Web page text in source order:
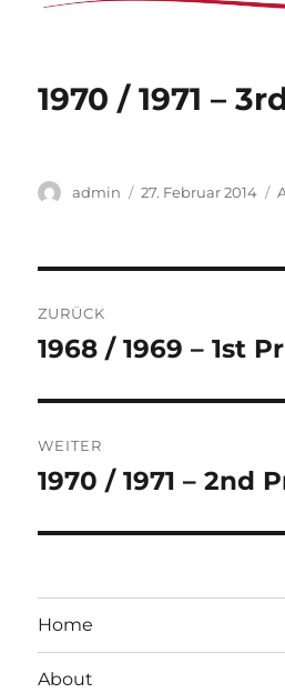
1970 / 1971 –
Autor
admin
Veröffentlicht
27. Februar 2014
ZURÜCK
Vorheriger
1968 / 1969 – 1st
WEITER
Nächster
1970 / 1971 – 2nd
Home
About